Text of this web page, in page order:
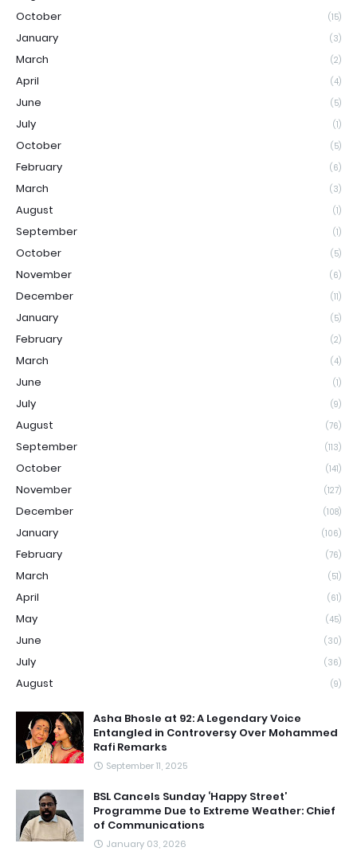
October (15)
January (3)
March (2)
April (4)
June (5)
July (1)
October (5)
February (6)
March (3)
August (1)
September (1)
October (5)
November (6)
December (11)
January (5)
February (2)
March (4)
June (1)
July (9)
August (76)
September (113)
October (141)
November (127)
December (108)
January (106)
February (76)
March (51)
April (61)
May (45)
June (30)
July (36)
August (9)
Asha Bhosle at 92: A Legendary Voice
Entangled in Controversy Over Mohammed
Rafi Remarks
September 11, 2025
BSL Cancels Sunday ‘Happy Street’
Programme Due to Extreme Weather: Chief
of Communications
January 03, 2026